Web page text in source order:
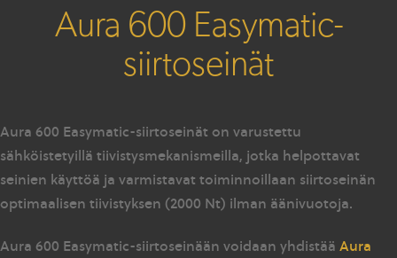
Aura 600 Easymatic-
siirtoseinät
Aura 600 Easymatic-siirtoseinät on varustettu
sähköistetyillä tiivistysmekanismeilla, jotka helpottavat
seinien käyttöä ja varmistavat toiminnoillaan siirtoseinän
optimaalisen tiivistyksen (2000 Nt) ilman äänivuotoja.
Aura 600 Easymatic-siirtoseinään voidaan yhdistää Aura